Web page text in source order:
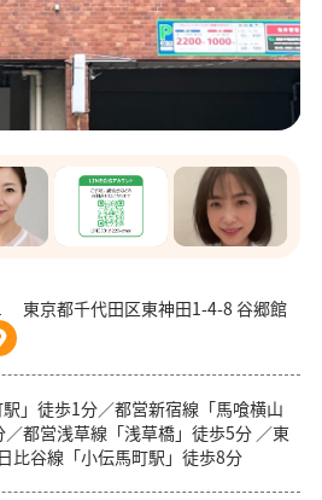
東京都千代田区東神田1-4-8 谷郷館
」徒歩1分／都営新宿線「馬喰横山
都営浅草線「浅草橋」徒歩5分 ／東
谷線「小伝馬町駅」徒歩8分